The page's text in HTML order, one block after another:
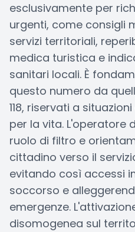
esclusivamente per
urgenti, come consigli
servizi territoriali,
medica turistica e
sanitari locali. È
questo numero da
118, riservati a
per la vita. L'operatore
ruolo di filtro e
cittadino verso il
evitando così accessi
soccorso e
emergenze.
disomogenea sul